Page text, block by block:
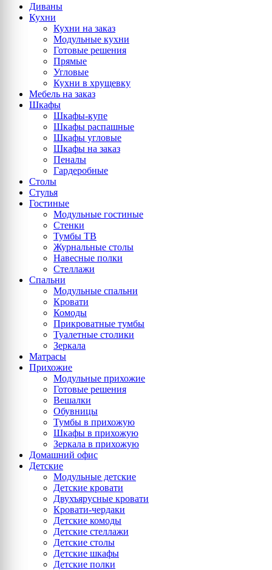
Диваны
Кухни
Кухни на заказ
Модульные кухни
Готовые решения
Прямые
Угловые
Кухни в хрущевку
Мебель на заказ
Шкафы
Шкафы-купе
Шкафы распашные
Шкафы угловые
Шкафы на заказ
Пеналы
Гардеробные
Столы
Стулья
Гостиные
Модульные гостиные
Стенки
Тумбы ТВ
Журнальные столы
Навесные полки
Стеллажи
Спальни
Модульные спальни
Кровати
Комоды
Прикроватные тумбы
Туалетные столики
Зеркала
Матрасы
Прихожие
Модульные прихожие
Готовые решения
Вешалки
Обувницы
Тумбы в прихожую
Шкафы в прихожую
Зеркала в прихожую
Домашний офис
Детские
Модульные детские
Детские кровати
Двухъярусные кровати
Кровати-чердаки
Детские комоды
Детские стеллажи
Детские столы
Детские шкафы
Детские полки